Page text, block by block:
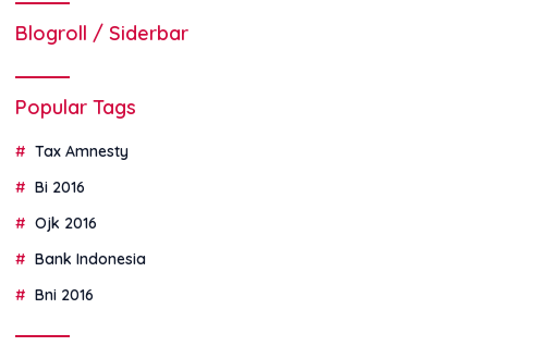
Blogroll / Siderbar
Popular Tags
Tax Amnesty
Bi 2016
Ojk 2016
Bank Indonesia
Bni 2016